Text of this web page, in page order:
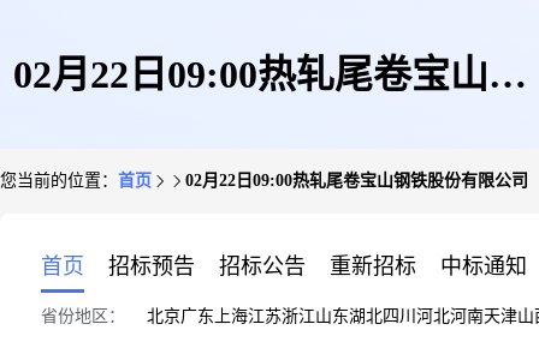
02月22日09:00热轧尾卷宝山钢
您当前的位置： 首页 02月22日09:00热轧尾卷宝山钢铁股份有限公司
首页 招标预告 招标公告 重新招标 中标通知
省份地区： 北京广东 上海江苏浙江山东湖北四川 河北河南天津山